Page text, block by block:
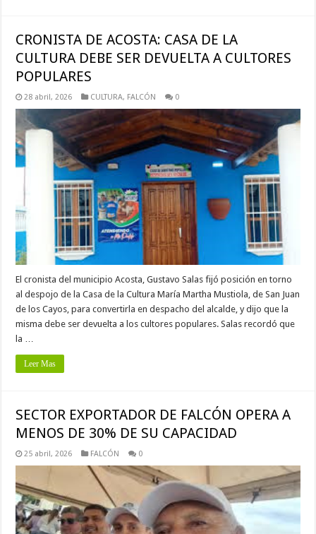
CRONISTA DE ACOSTA: CASA DE LA
CULTURA DEBE SER DEVUELTA A CULTORES
POPULARES
28 abril, 2026 CULTURA, FALCÓN 0
El cronista del municipio Acosta, Gustavo Salas fijó posición en torno
al despojo de la Casa de la Cultura María Martha Mustiola, de San Juan
de los Cayos, para convertirla en despacho del alcalde, y dijo que la
misma debe ser devuelta a los cultores populares. Salas recordó que
la …
Leer Mas
SECTOR EXPORTADOR DE FALCÓN OPERA A
MENOS DE 30% DE SU CAPACIDAD
25 abril, 2026 FALCÓN 0